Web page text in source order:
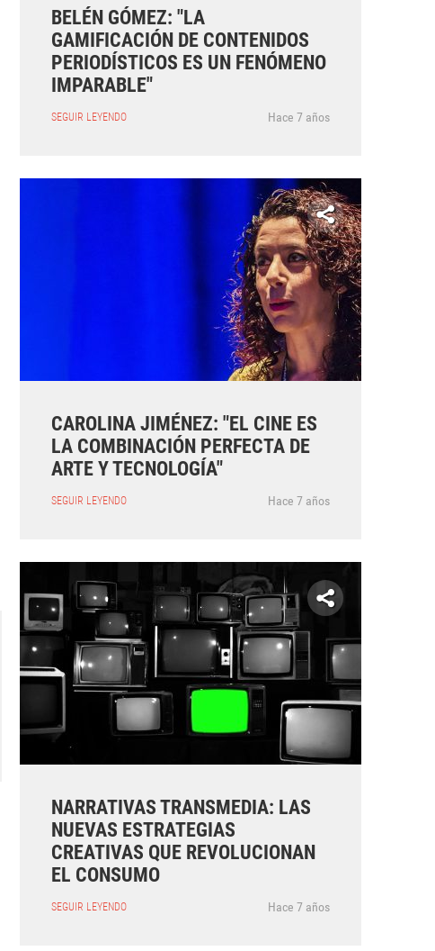
BELÉN GÓMEZ: "LA
GAMIFICACIÓN DE CONTENIDOS
PERIODÍSTICOS ES UN FENÓMENO
IMPARABLE"
SEGUIR LEYENDO Hace 7 años
CAROLINA JIMÉNEZ: "EL CINE ES
LA COMBINACIÓN PERFECTA DE
ARTE Y TECNOLOGÍA"
SEGUIR LEYENDO Hace 7 años
NARRATIVAS TRANSMEDIA: LAS
NUEVAS ESTRATEGIAS
CREATIVAS QUE REVOLUCIONAN
EL CONSUMO
SEGUIR LEYENDO Hace 7 años